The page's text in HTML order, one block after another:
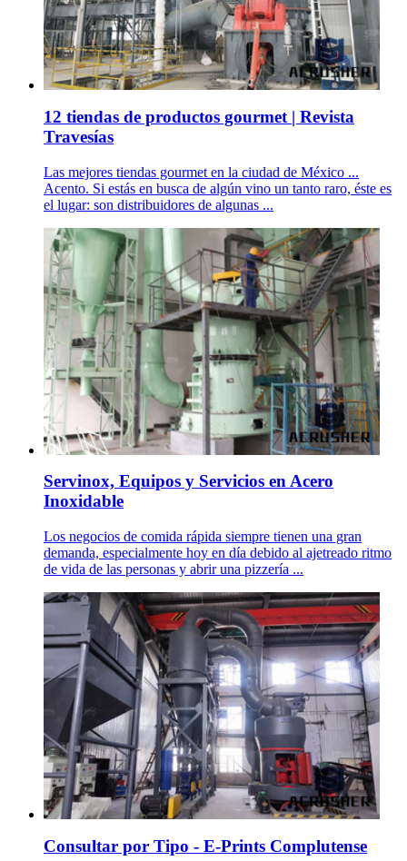
12 tiendas de productos gourmet | Revista
Travesías
Las mejores tiendas gourmet en la ciudad de México ...
Acento. Si estás en busca de algún vino un tanto raro, éste es
el lugar: son distribuidores de algunas ...
Servinox, Equipos y Servicios en Acero
Inoxidable
Los negocios de comida rápida siempre tienen una gran
demanda, especialmente hoy en día debido al ajetreado ritmo
de vida de las personas y abrir una pizzería ...
Consultar por Tipo - E-Prints Complutense